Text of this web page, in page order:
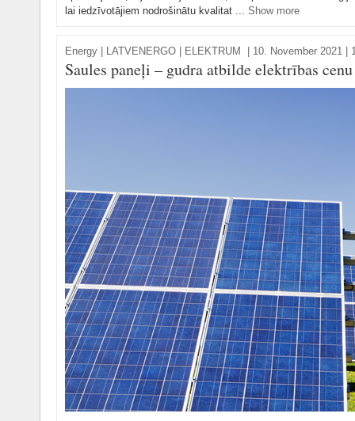
lai iedzīvotājiem nodrošinātu kvalitat ... Show more
Energy LATVENERGO | ELEKTRUM 10. November 2021 |
Saules paneļi – gudra atbilde elektrības